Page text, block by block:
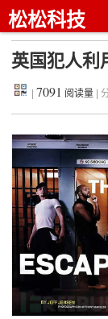
松松科技
英国犯人利
|7091 阅读量 |